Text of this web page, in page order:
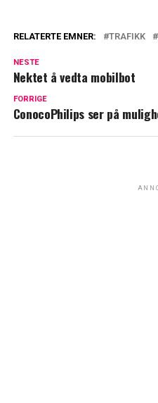
RELATERTE EMNER: TRAFIKK
NESTE
Nektet å vedta mobilbot
FORRIGE
ConocoPhilips ser på